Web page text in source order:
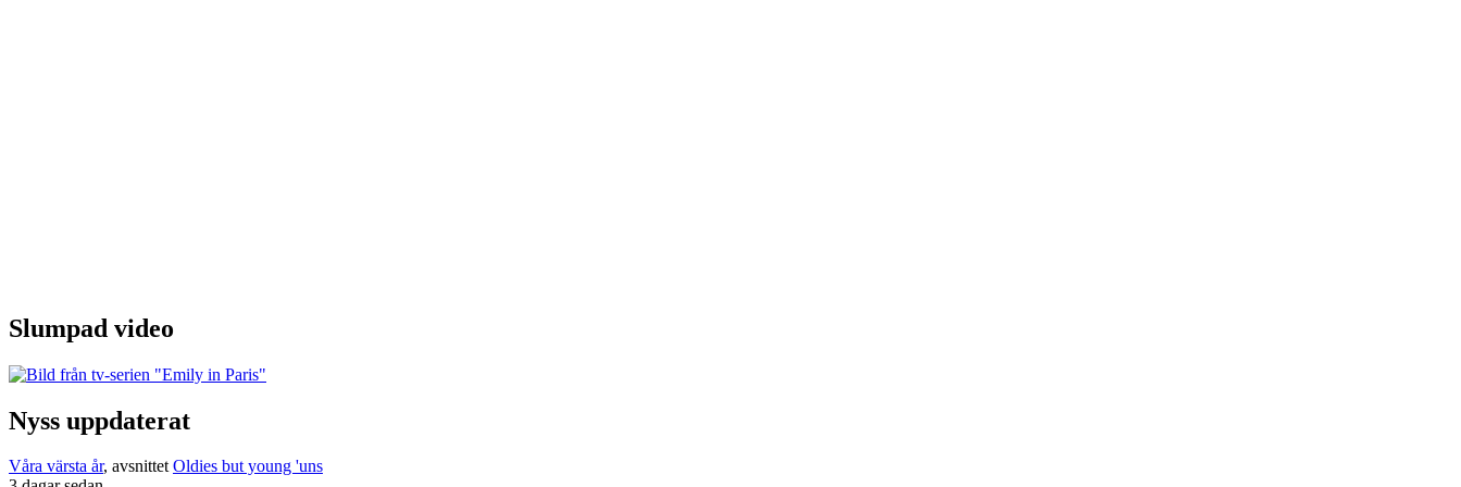
Slumpad video
Nyss uppdaterat
Våra värsta år, avsnittetOldies but young 'uns